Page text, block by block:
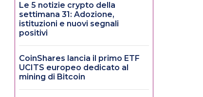
Le 5 notizie crypto della
settimana 31: Adozione,
istituzioni e nuovi segnali
positivi
CoinShares lancia il primo ETF
UCITS europeo dedicato al
mining di Bitcoin